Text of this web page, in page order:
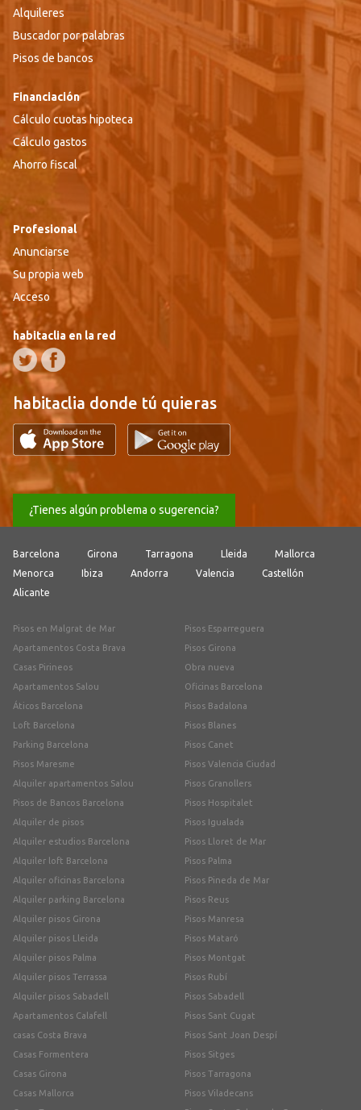
Alquileres
Buscador por palabras
Pisos de bancos
Financiación
Cálculo cuotas hipoteca
Cálculo gastos
Ahorro fiscal
Profesional
Anunciarse
Su propia web
Acceso
habitaclia en la red
habitaclia donde tú quieras
¿Tienes algún problema o sugerencia?
Barcelona Girona Tarragona Lleida
Mallorca
Menorca
Ibiza Andorra Valencia
Castellón
Alicante
Pisos en Malgrat de Mar
Apartamentos Costa Brava
Casas Pirineos
Apartamentos Salou
Áticos Barcelona
Loft Barcelona
Parking Barcelona
Pisos Maresme
Alquiler apartamentos Salou
Pisos de Bancos Barcelona
Alquiler de pisos
Alquiler estudios Barcelona
Alquiler loft Barcelona
Alquiler oficinas Barcelona
Alquiler parking Barcelona
Alquiler pisos Girona
Alquiler pisos Lleida
Alquiler pisos Palma
Alquiler pisos Terrassa
Alquiler pisos Sabadell
Apartamentos Calafell
casas Costa Brava
Casas Formentera
Casas Girona
Casas Mallorca
Pisos Esparreguera
Pisos Girona
Obra nueva
Oficinas Barcelona
Pisos Badalona
Pisos Blanes
Pisos Canet
Pisos Valencia Ciudad
Pisos Granollers
Pisos Hospitalet
Pisos Igualada
Pisos Lloret de Mar
Pisos Palma
Pisos Pineda de Mar
Pisos Reus
Pisos Manresa
Pisos Mataró
Pisos Montgat
Pisos Rubí
Pisos Sabadell
Pisos Sant Cugat
Pisos Sant Joan Despí
Pisos Sitges
Pisos Tarragona
Pisos Viladecans